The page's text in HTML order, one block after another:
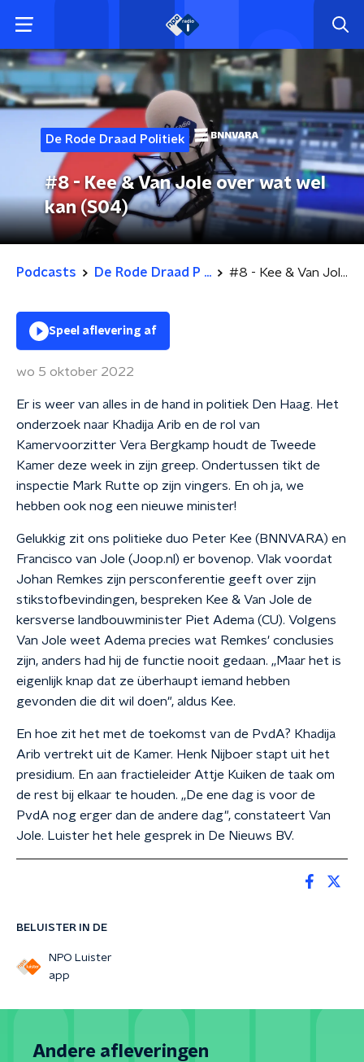
De Rode Draad Politiek
#8 - Kee & Van Jole over wat wel
kan (S04)
Podcasts De Rode Draad P ... #8 - Kee & Van Jole over wat wel kan (S04)
BELUISTER IN DE
NPO Luister
app
Speel aflevering af
wo 5 oktober 2022
Er is weer van alles in de hand in politiek Den Haag. Het
onderzoek naar Khadija Arib en de rol van
Kamervoorzitter Vera Bergkamp houdt de Tweede
Kamer deze week in zijn greep. Ondertussen tikt de
inspectie Mark Rutte op zijn vingers. En oh ja, we
hebben ook nog een nieuwe minister!
Gelukkig zit ons politieke duo Peter Kee (BNNVARA) en
Francisco van Jole (Joop.nl) er bovenop. Vlak voordat
Johan Remkes zijn persconferentie geeft over zijn
stikstofbevindingen, bespreken Kee & Van Jole de
kersverse landbouwminister Piet Adema (CU). Volgens
Van Jole weet Adema precies wat Remkes' conclusies
zijn, anders had hij de functie nooit gedaan. ,,Maar het is
eigenlijk knap dat ze überhaupt iemand hebben
gevonden die dit wil doen", aldus Kee.
En hoe zit het met de toekomst van de PvdA? Khadija
Arib vertrekt uit de Kamer. Henk Nijboer stapt uit het
presidium. En aan fractieleider Attje Kuiken de taak om
de rest bij elkaar te houden. ,,De ene dag is voor de
PvdA nog erger dan de andere dag", constateert Van
Jole. Luister het hele gesprek in De Nieuws BV.
Andere afleveringen